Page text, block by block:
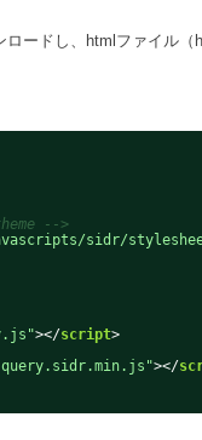
ードし、htmlファイル（
-->
sidr/
></script>
></